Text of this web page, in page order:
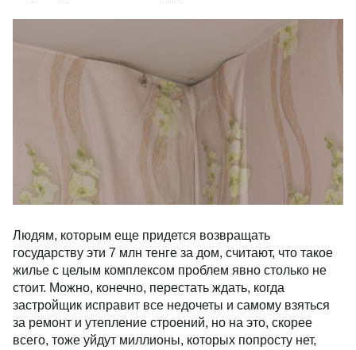
Людям, которым еще придется возвращать
государству эти 7 млн тенге за дом, считают, что такое
жилье с целым комплексом проблем явно столько не
стоит. Можно, конечно, перестать ждать, когда
застройщик исправит все недочеты и самому взяться
за ремонт и утепление строений, но на это, скорее
всего, тоже уйдут миллионы, которых попросту нет,